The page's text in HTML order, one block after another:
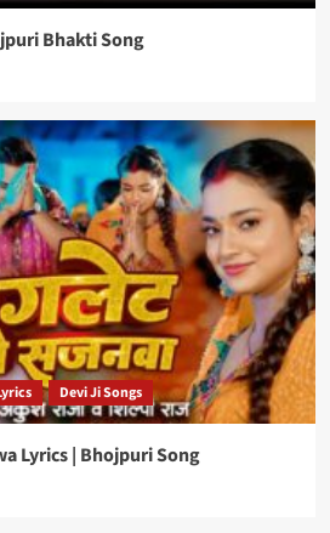
Bhakti Song
Devi Ji Songs
Lyrics | Bhojpuri Song